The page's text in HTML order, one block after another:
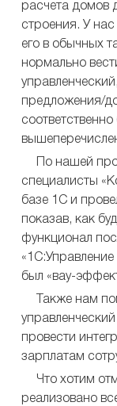
расчета домов
строения. У
его в обычных
нормально
предложения/
По нашей
специалисты
базе 1С и
показав, как
функционал
был «вау-
Также нам
провести
зарплатам
Что хотим
реализовано